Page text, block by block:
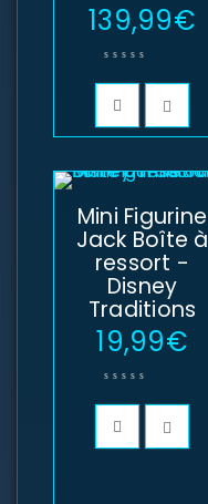
139,99€
Mini Figurine
Jack Boîte à
ressort -
Disney
Traditions
19,99€